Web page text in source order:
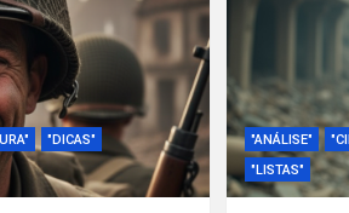
"DICAS"
"ANÁLISE"
"LISTAS"